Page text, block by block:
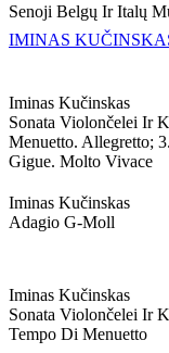
Senoji Belgų Ir Italų
IMINAS
Iminas Kučinskas
Sonata Violončelei Ir
Menuetto. Allegretto;
Gigue. Molto Vivace
Iminas Kučinskas
Adagio G-Moll
Iminas Kučinskas
Sonata Violončelei Ir
Tempo Di Menuetto